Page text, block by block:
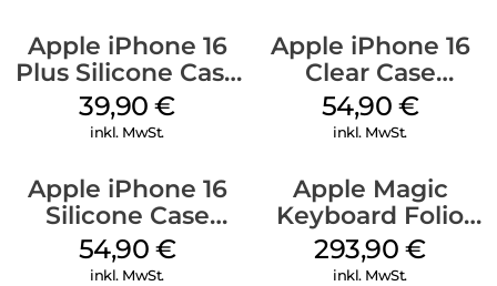
Apple iPhone 16
Plus Silicone Case
MagSafe Plum
39,90€
inkl. MwSt.
Apple iPhone 16
Clear Case
MagSafe
Transparent
54,90 €
inkl. MwSt.
Apple iPhone 16
Silicone Case
MagSafe Lake
Green
54,90 €
inkl. MwSt.
Apple Magic
Keyboard Folio
iPad 10.9″ (10.Gen.)
Weiß
293,90€
inkl. MwSt.